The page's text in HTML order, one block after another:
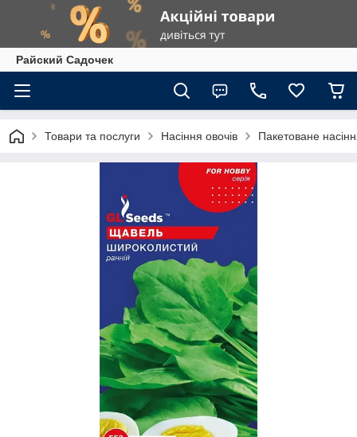
Райский Садочек
Товари та послуги Насіння овочів Пакетоване